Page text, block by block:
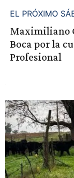
EL PRÓXIMO
Maximiliano
Boca por la
Profesional